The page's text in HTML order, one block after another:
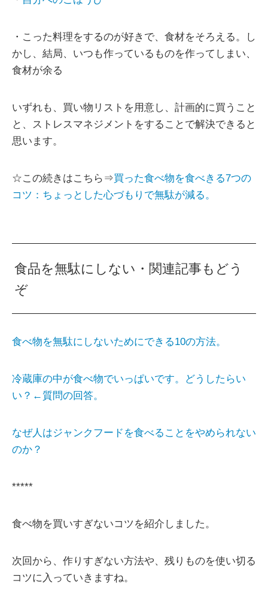
・こった料理をするのが好きで、食材をそろえる。し
かし、結局、いつも作っているものを作ってしまい、
食材が余る
いずれも、買い物リストを用意し、計画的に買うこと
と、ストレスマネジメントをすることで解決できると
思います。
☆この続きはこちら⇒買った食べ物を食べきる7つの
コツ：ちょっとした心づもりで無駄が減る。
食品を無駄にしない・関連記事もどう
ぞ
食べ物を無駄にしないためにできる10の方法。
冷蔵庫の中が食べ物でいっぱいです。どうしたらい
い？←質問の回答。
なぜ人はジャンクフードを食べることをやめられない
のか？
*****
食べ物を買いすぎないコツを紹介しました。
次回から、作りすぎない方法や、残りものを使い切る
コツに入っていきますね。